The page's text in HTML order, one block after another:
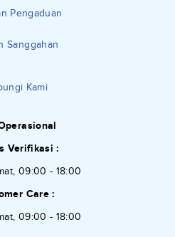
Pengaduan
Sanggahan
Kami
Verifikasi :
09:00 - 18:00
Care :
09:00 - 18:00